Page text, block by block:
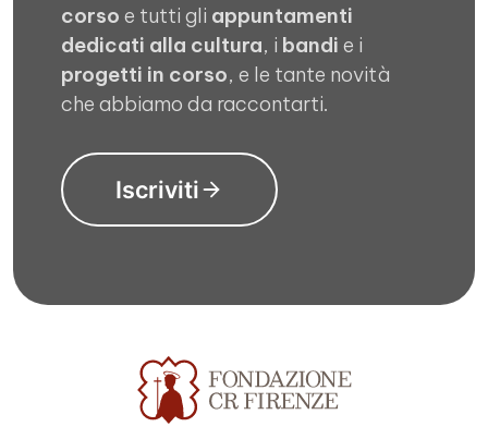
corso e tutti gli appuntamenti
dedicati alla cultura, i bandi e i
progetti in corso, e le tante novità
che abbiamo da raccontarti.
Iscriviti